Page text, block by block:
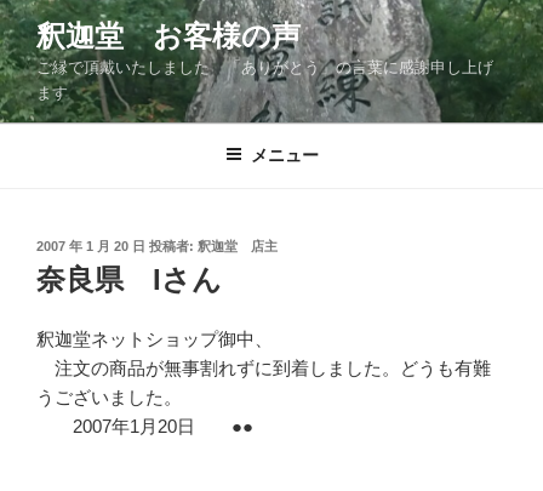
コ
ン
テ
ン
ツ
釈迦堂 お客様の声
ご縁で頂戴いたしました 「ありがとう」の言葉に感謝申し上げ
ます
メニュー
投
稿
日:
2007 年 1 月 20 日 投稿者: 釈迦堂 店主
奈良県 Iさん
釈迦堂ネットショップ御中、
注文の商品が無事割れずに到着しました。どうも有難
うございました。
2007年1月20日 ●●